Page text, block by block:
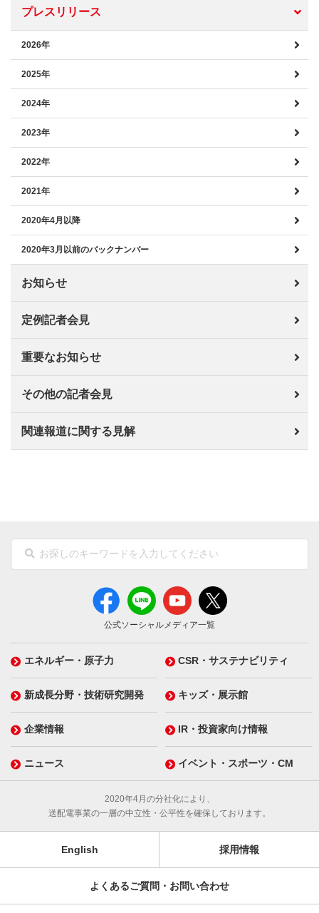
プレスリリース
2026年
2025年
2024年
2023年
2022年
2021年
2020年4月以降
2020年3月以前のバックナンバー
お知らせ
定例記者会見
重要なお知らせ
その他の記者会見
関連報道に関する見解
公式ソーシャルメディア一覧
エネルギー・原子力 CSR・サステナビリティ
新成長分野・技術研究開発 キッズ・展示館
企業情報 IR・投資家向け情報
ニュース イベント・スポーツ・CM
2020年4月の分社化により、
送配電事業の一層の中立性・公平性を確保しております。
English 採用情報
よくあるご質問・お問い合わせ